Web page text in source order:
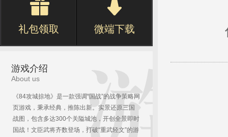
礼包领取 微端下载
游戏介绍
About us
《84攻城掠地》是一款强调“国战”的战争策略网
页游戏，秉承经典，推陈出新。实景还原三国
战图，包含多达300个关隘城池，开创全景即时
国战！文臣武将齐数登场，打破“重武轻文”的游